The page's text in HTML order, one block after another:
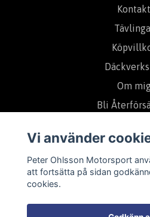
Kontakt
Om
Bli
Prenumerera på
Vi använder
Peter Ohlsson Motorsport
att fortsätta på sidan
cookies.